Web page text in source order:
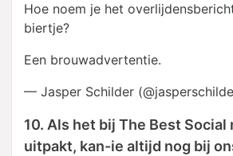
Hoe noem je het
biertje?
Een brouwadvertentie.
— Jasper Schilder
10. Als het bij The Best Social
uitpakt, kan-ie altijd nog bij